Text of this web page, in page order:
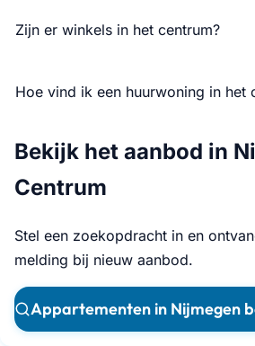
Zijn er winkels in het centrum?
Hoe vind ik een huurwoning in het
Bekijk het aanbod in
Centrum
Stel een zoekopdracht in en
melding bij nieuw aanbod.
Appartementen in Nijmegen